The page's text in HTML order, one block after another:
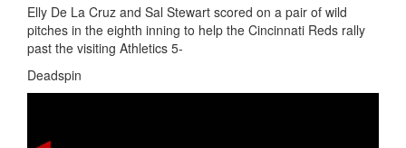
Elly De La Cruz and Sal Stewart scored on a pair of wild
pitches in the eighth inning to help the Cincinnati Reds rally
past the visiting Athletics 5-
Deadspin